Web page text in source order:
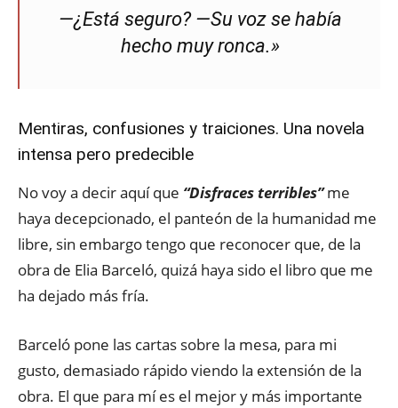
―¿Está seguro? ―Su voz se había
hecho muy ronca.»
Mentiras, confusiones y traiciones. Una novela
intensa pero predecible
No voy a decir aquí que “Disfraces terribles”me
haya decepcionado, el panteón de la humanidad me
libre, sin embargo tengo que reconocer que, de la
obra de Elia Barceló, quizá haya sido el libro que me
ha dejado más fría.
Barceló pone las cartas sobre la mesa, para mi
gusto, demasiado rápido viendo la extensión de la
obra. El que para mí es el mejor y más importante